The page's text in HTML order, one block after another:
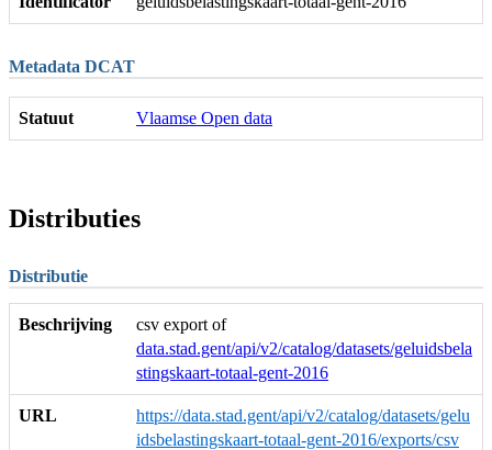
Metadata DCAT
Statuut Vlaamse Open data
Distributies
Distributie
Beschrijving
csv export of
data.stad.gent/api/v2/catalog/datasets/geluidsbela
stingskaart-totaal-gent-2016
URL
https://data.stad.gent/api/v2/catalog/datasets/gelu
idsbelastingskaart-totaal-gent-2016/exports/csv